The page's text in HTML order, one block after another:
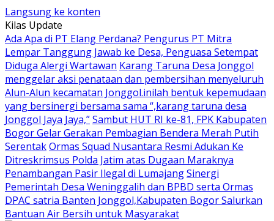
Langsung ke konten
Kilas Update
Ada Apa di PT Elang Perdana? Pengurus PT Mitra
Lempar Tanggung Jawab ke Desa, Penguasa Setempat
Diduga Alergi Wartawan Karang Taruna Desa Jonggol
menggelar aksi penataan dan pembersihan menyeluruh
Alun-Alun kecamatan Jonggol.inilah bentuk kepemudaan
yang bersinergi bersama sama “,karang taruna desa
Jonggol Jaya Jaya,”Sambut HUT RI ke-81, FPK Kabupaten
Bogor Gelar Gerakan Pembagian Bendera Merah Putih
SerentakOrmas Squad Nusantara Resmi Adukan Ke
Ditreskrimsus Polda Jatim atas Dugaan Maraknya
Penambangan Pasir Ilegal di LumajangSinergi
Pemerintah Desa Weninggalih dan BPBD serta Ormas
DPAC satria Banten Jonggol,Kabupaten Bogor Salurkan
Bantuan Air Bersih untuk Masyarakat